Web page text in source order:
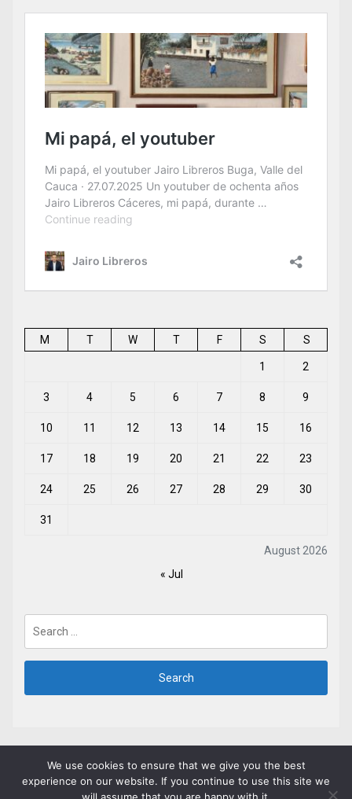
August 2026
M T W T F S S
1 2
3 4 5 6 7 8 9
10 11 12 13 14 15 16
17 18 19 20 21 22 23
24 25 26 27 28 29 30
31
« Jul
for:
We use cookies to ensure that we give you the best
experience on our website. If you continue to use this site we